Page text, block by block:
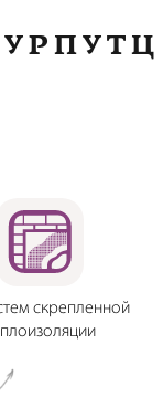
скрепленной